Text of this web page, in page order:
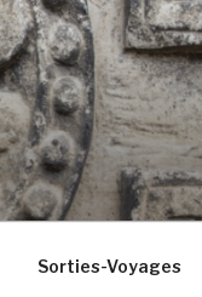
Sorties-Voyages